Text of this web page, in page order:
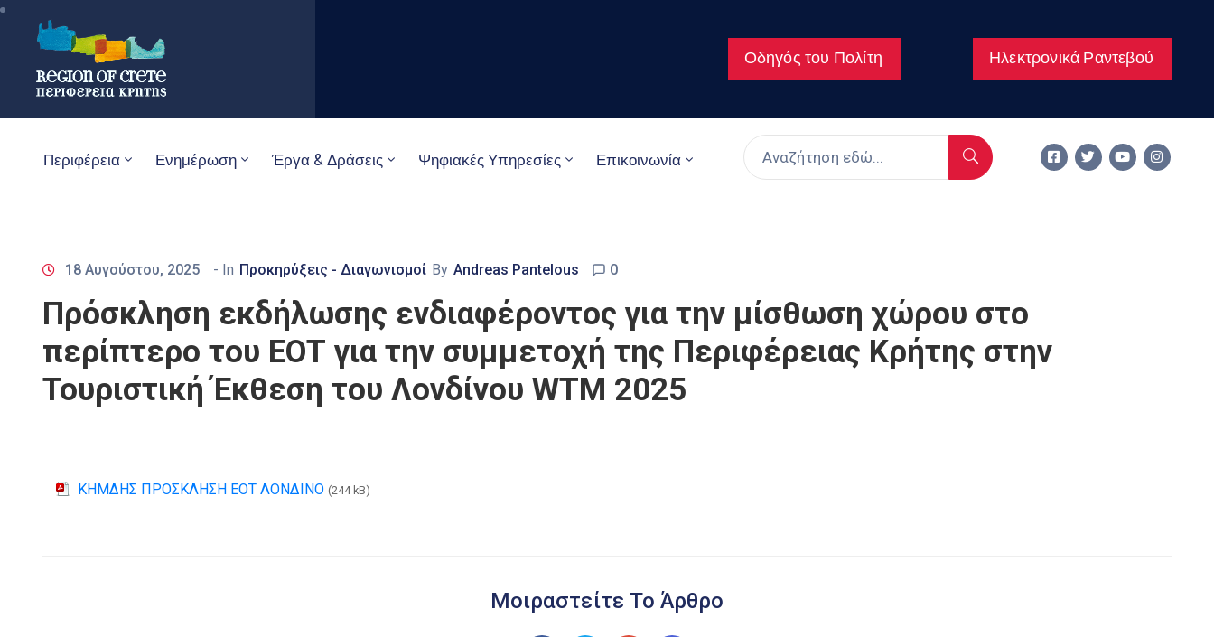
Οδηγός του Πολίτη Ηλεκτρονικά Ραντεβού
Περιφέρεια Ενημέρωση Έργα & Δράσεις Ψηφιακές Υπηρεσίες Επικοινωνία
18 Αυγούστου, 2025 - In Προκηρύξεις - Διαγωνισμοί By Andreas Pantelous 0
Πρόσκληση εκδήλωσης ενδιαφέροντος για την μίσθωση χώρου στο
περίπτερο του ΕΟΤ για την συμμετοχή της Περιφέρειας Κρήτης στην
Τουριστική Έκθεση του Λονδίνου WTM 2025
ΚΗΜΔΗΣ ΠΡΟΣΚΛΗΣΗ ΕΟΤ ΛΟΝΔΙΝΟ (244 kB)
Μοιραστείτε Το Άρθρο